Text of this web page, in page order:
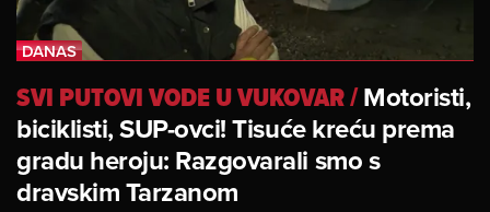
SVI PUTOVI VODE U VUKOVAR/Motoristi,
biciklisti, SUP-ovci! Tisuće kreću prema
gradu heroju: Razgovarali smo s
dravskim Tarzanom